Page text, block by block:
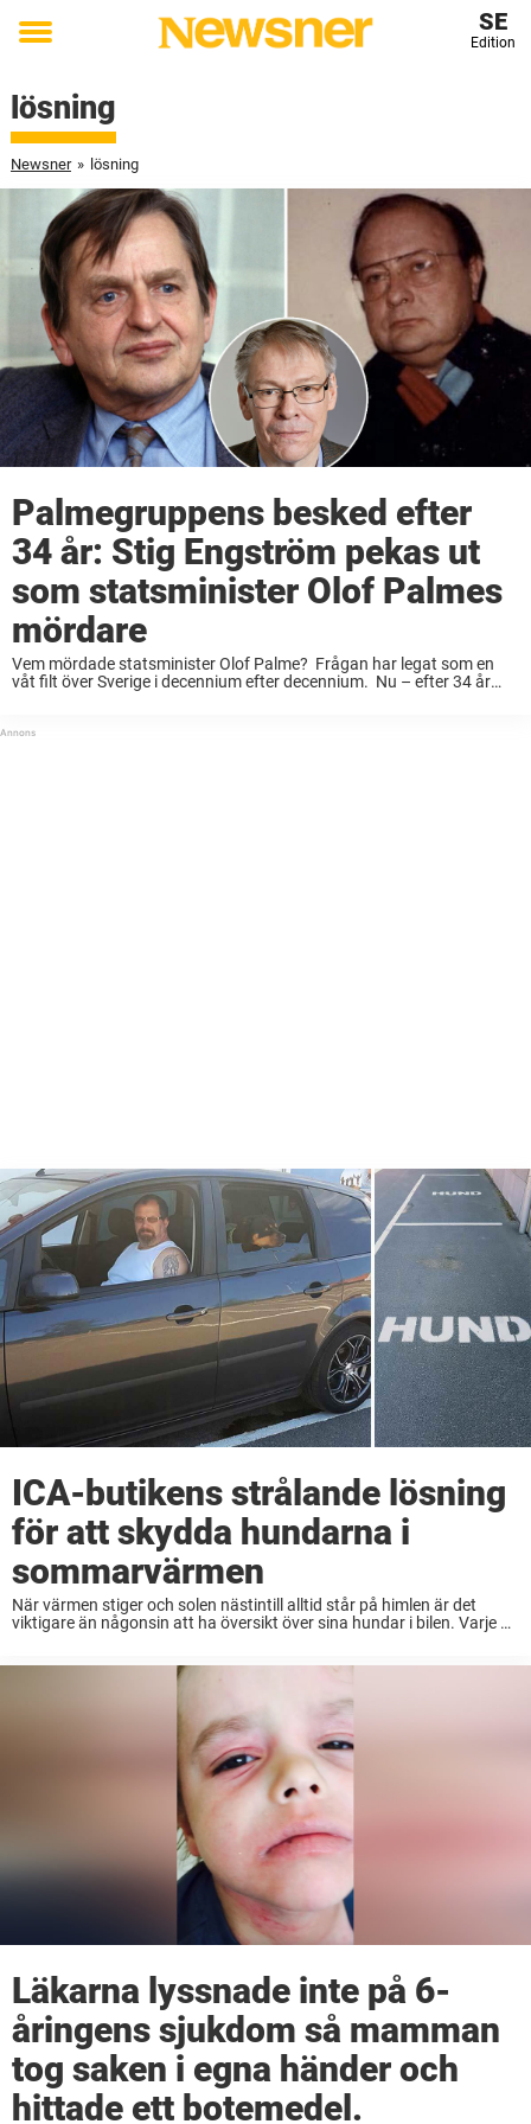
Toggle
SE
Edition
lösning
Newsner » lösning
Palmegruppens besked efter
34 år: Stig Engström pekas ut
som statsminister Olof Palmes
mördare
Vem mördade statsminister Olof Palme? Frågan har legat som en
våt filt över Sverige i decennium efter decennium. Nu – efter 34 år
ICA-butikens strålande lösning
för att skydda hundarna i
sommarvärmen
När värmen stiger och solen nästintill alltid står på himlen är det
viktigare än någonsin att ha översikt över sina hundar i bilen. Varje år
Läkarna lyssnade inte på 6-
åringens sjukdom så mamman
tog saken i egna händer och
hittade ett botemedel.